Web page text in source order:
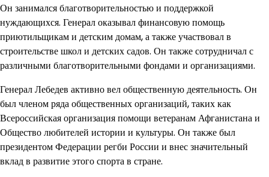
Он занимался благотворительностью и поддержкой
нуждающихся. Генерал оказывал финансовую помощь
приютильщикам и детским домам, а также участвовал в
строительстве школ и детских садов. Он также сотрудничал с
различными благотворительными фондами и организациями.
Генерал Лебедев активно вел общественную деятельность. Он
был членом ряда общественных организаций, таких как
Всероссийская организация помощи ветеранам Афганистана и
Общество любителей истории и культуры. Он также был
президентом Федерации регби России и внес значительный
вклад в развитие этого спорта в стране.